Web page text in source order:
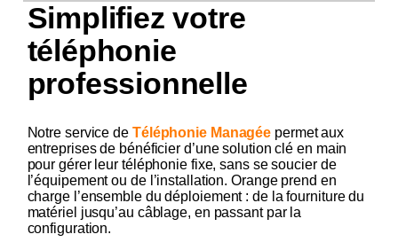
Simplifiez votre
téléphonie
professionnelle
Notre service de Téléphonie Managée permet aux
entreprises de bénéficier d’une solution clé en main
pour gérer leur téléphonie fixe, sans se soucier de
l’équipement ou de l’installation. Orange prend en
charge l’ensemble du déploiement : de la fourniture du
matériel jusqu’au câblage, en passant par la
configuration.